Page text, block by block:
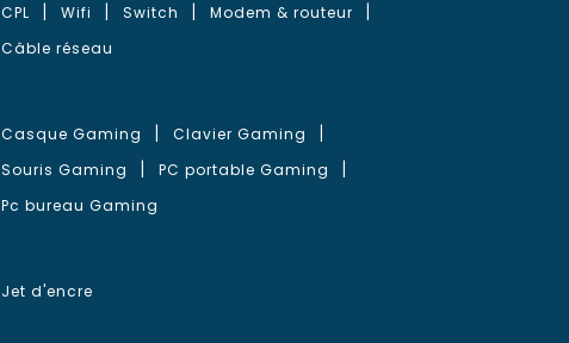
CPL Wifi Switch
Modem & routeur
Câble réseau
Casque Gaming
Clavier Gaming
Souris Gaming
PC portable Gaming
Pc bureau Gaming
Jet d'encre